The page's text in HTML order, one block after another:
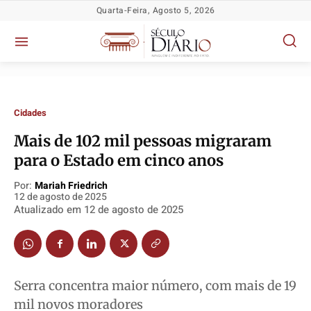
Política
Socioeconômicas
TV Século
Justiça
Segurança
Política
Socioeconômicas
TV Século
Justiça
Segurança
Política
Socioeconômicas
TV Século
Justiça
Segurança
Política
Socioeconômicas
TV Século
Justiça
Segurança
Quarta-Feira, Agosto 5, 2026
Cidades
Mais de 102 mil pessoas migraram
para o Estado em cinco anos
Por: Mariah Friedrich
12 de agosto de 2025
Atualizado em 12 de agosto de 2025
Serra concentra maior número, com mais de 19
mil novos moradores